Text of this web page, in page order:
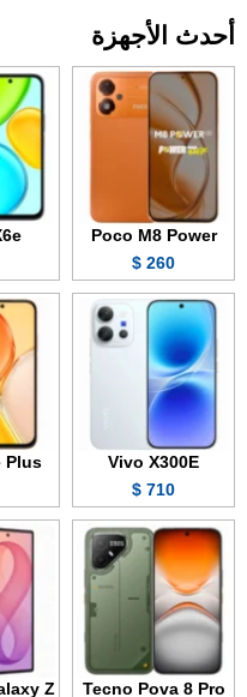
أحدث الأجهزة
Poco M8 Power
260 $
Vivo X300E
710 $
Plus
Tecno Pova 8 Pro
Z